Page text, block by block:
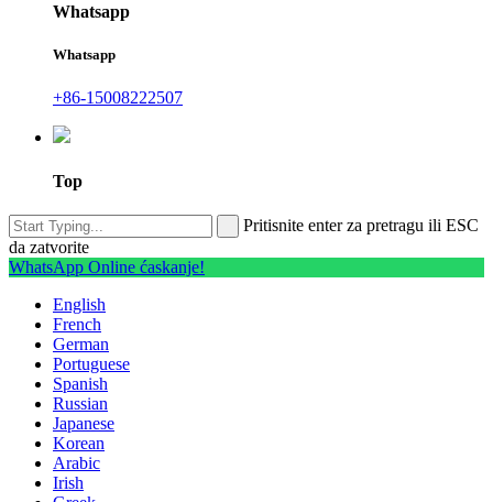
Whatsapp
Whatsapp
+86-15008222507
Top
Pritisnite enter za pretragu ili ESC
da zatvorite
WhatsApp Online ćaskanje!
English
French
German
Portuguese
Spanish
Russian
Japanese
Korean
Arabic
Irish